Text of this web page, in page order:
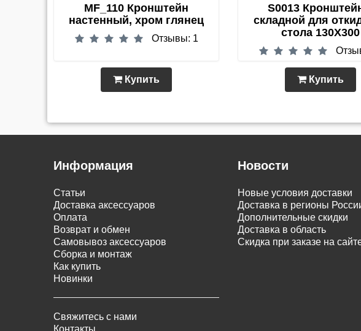
MF_110 Кронштейн
настенный, хром глянец
Отзывы: 1
Купить
S0013
складной для
стола 130Х300
Купить
Информация
Статьи
Доставка аксессуаров
Оплата
Возврат и обмен
Самовывоз аксессуаров
Сборка и монтаж
Как купить
Новинки
Свяжитесь с нами
Новости
Новые условия доставки
Доставка в регионы
Дополнительные скидки
Доставка в область
Скидка при заказе на